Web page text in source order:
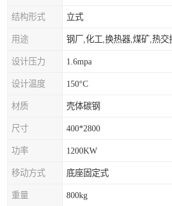
结构形式 立式
用途
设计压力 1.6mpa
设计温度 150°C
材质 壳体碳钢
尺寸 400*2800
功率 1200KW
移动方式 底座固定式
重量 800kg